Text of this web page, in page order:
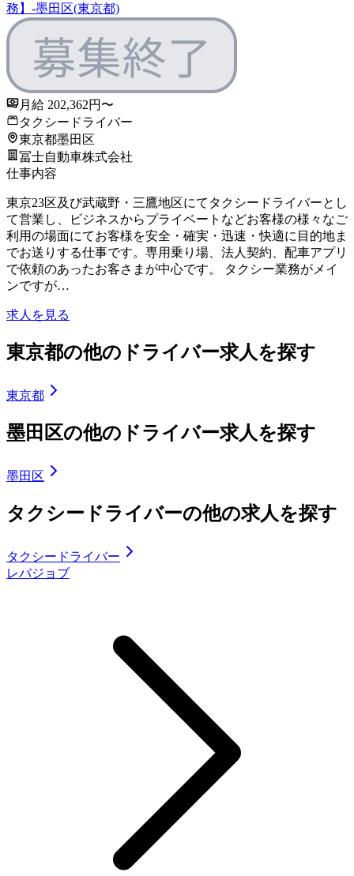
務】-墨田区(東京都)
月給 202,362円〜
タクシードライバー
東京都墨田区
冨士自動車株式会社
仕事内容
東京23区及び武蔵野・三鷹地区にてタクシードライバーとし
て営業し、ビジネスからプライベートなどお客様の様々なご
利用の場面にてお客様を安全・確実・迅速・快適に目的地ま
でお送りする仕事です。専用乗り場、法人契約、配車アプリ
で依頼のあったお客さまが中心です。 タクシー業務がメイ
ンですが…
求人を見る
東京都の他のドライバー求人を探す
東京都
墨田区の他のドライバー求人を探す
墨田区
タクシードライバーの他の求人を探す
タクシードライバー
レバジョブ